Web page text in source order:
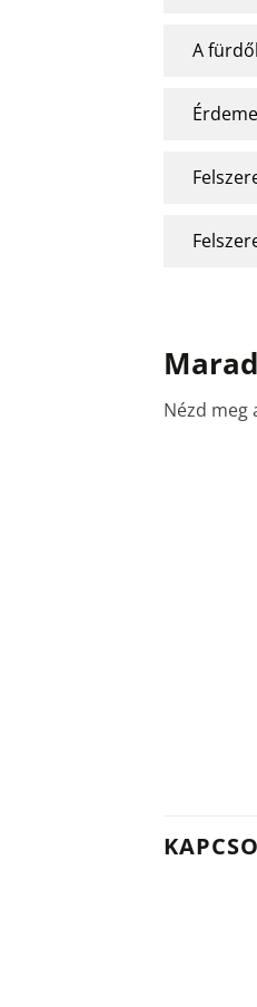
A
Nézd meg